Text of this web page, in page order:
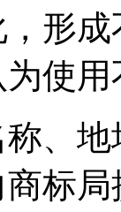
形
使用
、
标